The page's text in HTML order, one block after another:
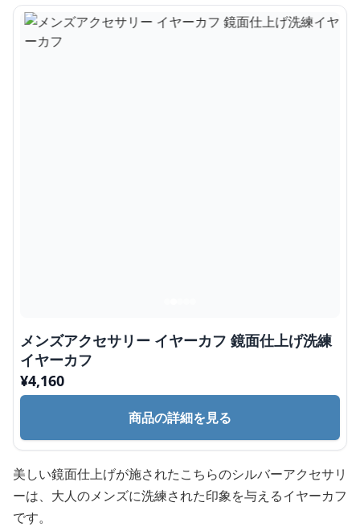
メンズアクセサリー イヤーカフ 鏡面仕上げ洗練
イヤーカフ
¥4,160
商品の詳細を見る
美しい鏡面仕上げが施されたこちらのシルバーアクセサリ
ーは、大人のメンズに洗練された印象を与えるイヤーカフ
です。